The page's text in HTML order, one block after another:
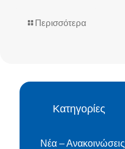
Περισσότερα
Κατηγορίες
Νέα – Ανακοινώσεις